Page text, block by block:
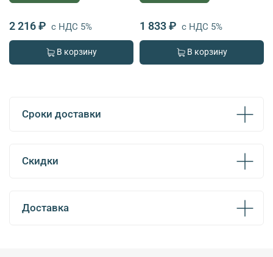
2 216 ₽ с НДС 5%
В корзину
1 833 ₽ с НДС 5%
В корзину
Сроки доставки
Скидки
Доставка